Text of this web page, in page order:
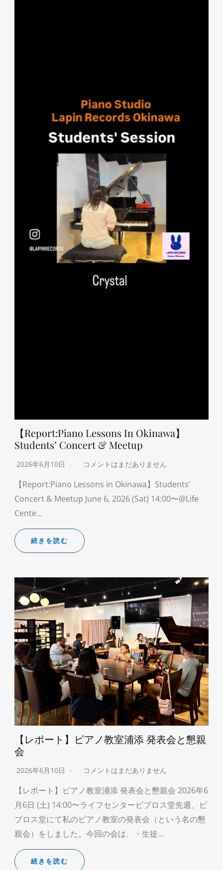
【Report:Piano Lessons In Okinawa】
Students’ Concert & Meetup
2026年6月10日 コメントはまだありません
【Report:Piano Lessons in Okinawa】Students’
Concert & Meetup June 6, 2026 (Sat) 14:00〜@Life
Cente…
続きを読む
【レポート】ピアノ教室浦添 発表会と懇親
会
2026年6月10日 コメントはまだありません
【レポート】ピアノ教室浦添 発表会と懇親会 2026年6
月6日 (土) 14:00〜ライフセンタービブロス堂先週、ビ
ブロス堂にて私のピアノ教室の発表会（という名の懇
親会）をしました。今回の会は、・生徒…
続きを読む